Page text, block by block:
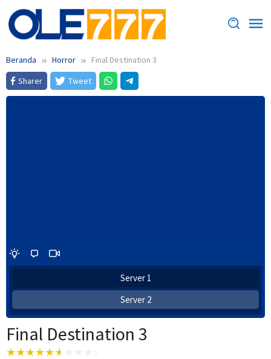
Loncat
ke
konten
Beranda Horror
Final Destination 3
Sharer
Tweet
Server 1
Server 2
Final Destination 3